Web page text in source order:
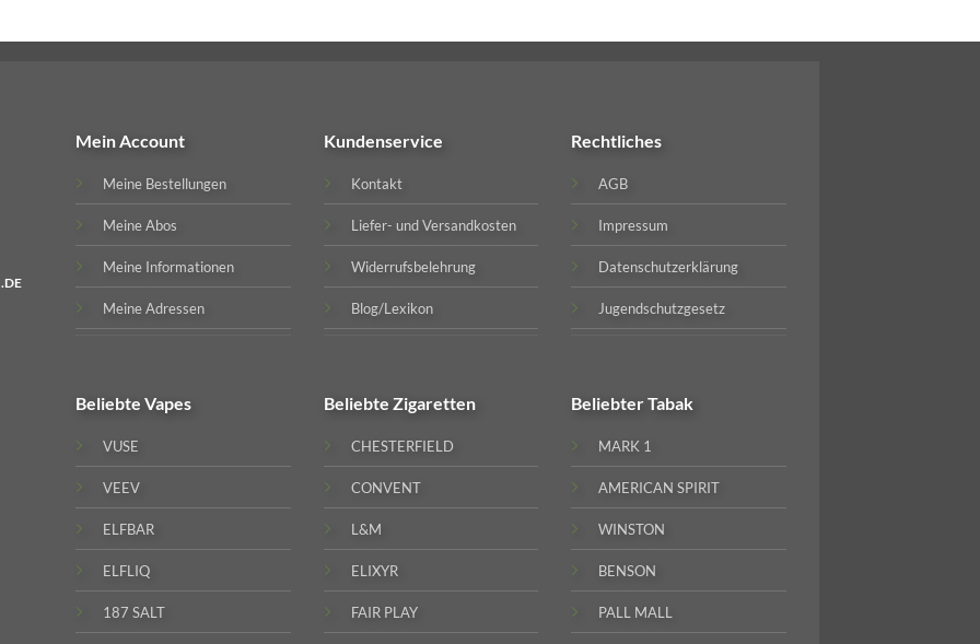
Mein Account
Meine Bestellungen
Meine Abos
Meine Informationen
Meine Adressen
Kundenservice
Kontakt
Liefer- und Versandkosten
Widerrufsbelehrung
Blog/Lexikon
Rechtliches
AGB
Impressum
Datenschutzerklärung
Jugendschutzgesetz
BeliebteVapes
VUSE
VEEV
ELFBAR
ELFLIQ
187 SALT
Beliebte Zigaretten
CHESTERFIELD
CONVENT
L&M
ELIXYR
FAIR PLAY
BeliebterTabak
MARK 1
AMERICAN SPIRIT
WINSTON
BENSON
PALL MALL